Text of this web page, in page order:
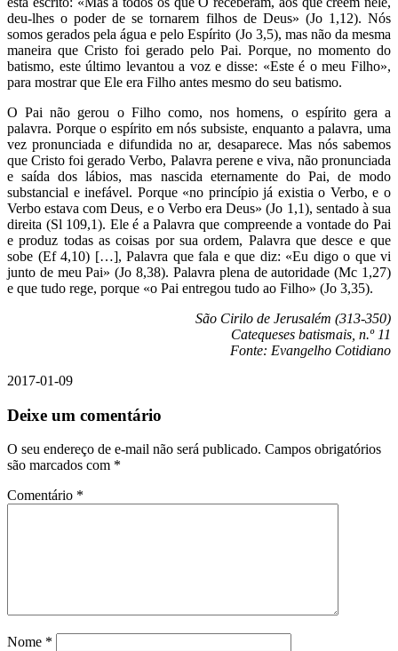
deu-lhes o poder de se tornarem filhos de Deus» (Jo 1,12). Nós
somos gerados pela água e pelo Espírito (Jo 3,5), mas não da mesma
maneira que Cristo foi gerado pelo Pai. Porque, no momento do
batismo, este último levantou a voz e disse: «Este é o meu Filho»,
para mostrar que Ele era Filho antes mesmo do seu batismo.
O Pai não gerou o Filho como, nos homens, o espírito gera a
palavra. Porque o espírito em nós subsiste, enquanto a palavra, uma
vez pronunciada e difundida no ar, desaparece. Mas nós sabemos
que Cristo foi gerado Verbo, Palavra perene e viva, não pronunciada
e saída dos lábios, mas nascida eternamente do Pai, de modo
substancial e inefável. Porque «no princípio já existia o Verbo, e o
Verbo estava com Deus, e o Verbo era Deus» (Jo 1,1), sentado à sua
direita (Sl 109,1). Ele é a Palavra que compreende a vontade do Pai
e produz todas as coisas por sua ordem, Palavra que desce e que
sobe (Ef 4,10) […], Palavra que fala e que diz: «Eu digo o que vi
junto de meu Pai» (Jo 8,38). Palavra plena de autoridade (Mc 1,27)
e que tudo rege, porque «o Pai entregou tudo ao Filho» (Jo 3,35).
São Cirilo de Jerusalém (313-350)
Catequeses batismais, n.º 11
Fonte: Evangelho Cotidiano
2017-01-09
Deixe um comentário
O seu endereço de e-mail não será publicado. Campos obrigatórios
são marcados com *
Comentário *
Nome *